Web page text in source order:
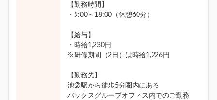
【勤務時間】
・9:00～18:00（休憩60分）
【給与】
・時給1,230円
※研修期間（2日）は時給1,226円
【勤務先】
池袋駅から徒歩5分圏内にある
バックスグループオフィス内でのご勤務